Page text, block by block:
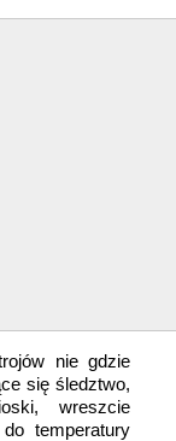
nie gdzie
się śledztwo,
wreszcie
do temperatury